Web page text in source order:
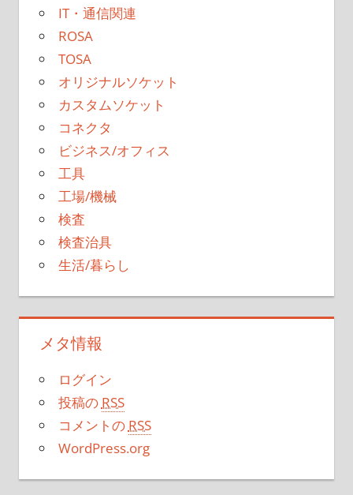
IT・通信関連
ROSA
TOSA
オリジナルソケット
カスタムソケット
コネクタ
ビジネス/オフィス
工具
工場/機械
検査
検査治具
生活/暮らし
メタ情報
ログイン
投稿の RSS
コメントの RSS
WordPress.org